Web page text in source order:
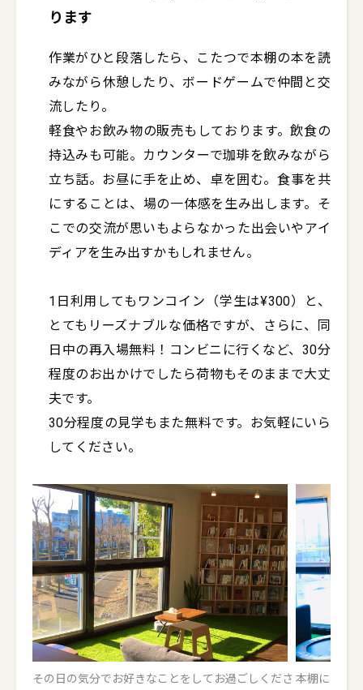
ります
作業がひと段落したら、こたつで本棚の本を読
みながら休憩したり、ボードゲームで仲間と交
流したり。
軽食やお飲み物の販売もしております。飲食の
持込みも可能。カウンターで珈琲を飲みながら
立ち話。お昼に手を止め、卓を囲む。食事を共
にすることは、場の一体感を生み出します。そ
こでの交流が思いもよらなかった出会いやアイ
ディアを生み出すかもしれません。
1日利用してもワンコイン（学生は¥300）と、
とてもリーズナブルな価格ですが、さらに、同
日中の再入場無料！コンビニに行くなど、30分
程度のお出かけでしたら荷物もそのままで大丈
夫です。
30分程度の見学もまた無料です。お気軽にいら
してください。
その日の気分でお好きなことをしてお過ごしくださ 本棚には思